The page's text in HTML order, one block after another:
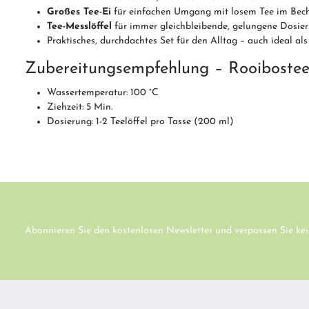
Großes Tee-Ei für einfachen Umgang mit losem Tee im
Tee-Messlöffel für immer gleichbleibende, gelungene
Praktisches, durchdachtes Set für den Alltag – auch ideal als
Zubereitungsempfehlung – Rooibostee
Wassertemperatur: 100 °C
Ziehzeit: 5 Min.
Dosierung: 1-2 Teelöffel pro Tasse (200 ml)
Abonnieren Sie den kostenlosen Newsletter und verpassen Sie